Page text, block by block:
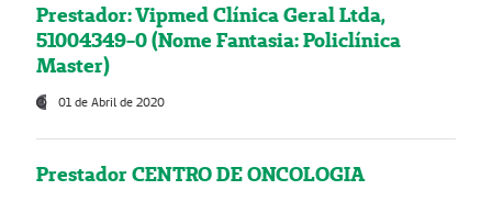
Prestador: Vipmed Clínica Geral Ltda,
51004349-0 (Nome Fantasia: Policlínica
Master)
01 de Abril de 2020
Prestador CENTRO DE ONCOLOGIA